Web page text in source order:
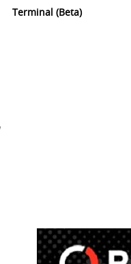
Terminal (Beta)